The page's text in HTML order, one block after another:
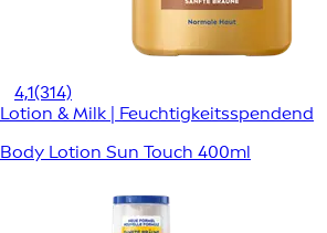
4,1(314)
Lotion & Milk | Feuchtigkeitsspendend
Body Lotion Sun Touch 400ml